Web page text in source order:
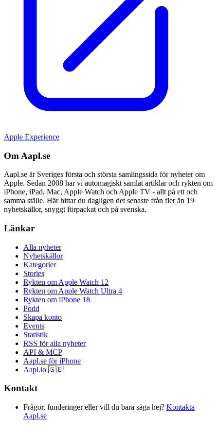
Apple Experience
Om Aapl.se
Aapl.se är Sveriges första och största samlingssida för nyheter om
Apple. Sedan 2008 har vi automagiskt samlat artiklar och rykten om
iPhone, iPad, Mac, Apple Watch och Apple TV - allt på ett och
samma ställe. Här hittar du dagligen det senaste från fler än 19
nyhetskällor, snyggt förpackat och på svenska.
Länkar
Alla nyheter
Nyhetskällor
Kategorier
Stories
Rykten om Apple Watch 12
Rykten om Apple Watch Ultra 4
Rykten om iPhone 18
Podd
Skapa konto
Events
Statistik
RSS för alla nyheter
API & MCP
Aapl.se för iPhone
Aapl.io 🇬🇧
Kontakt
Frågor, funderinger eller vill du bara säga hej? Kontakta
Aapl.se